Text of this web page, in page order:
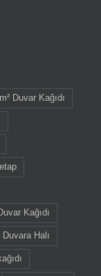
Duvar Kağıdı
Kağıdı
Duvara Halı